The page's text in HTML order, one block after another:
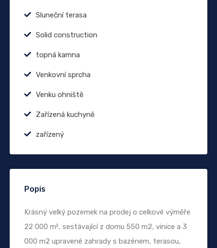
Sluneční terasa
Solid construction
topná kamna
Venkovní sprcha
Venku ohniště
Zařízená kuchyně
zařízený
Popis
Krásný velký pozemek na prodej o celkové výměře
22 000 m², sestávající z domu 550 m2, vinice a 3
000 m2 upravené zahrady s bazénem, ​​terasou,